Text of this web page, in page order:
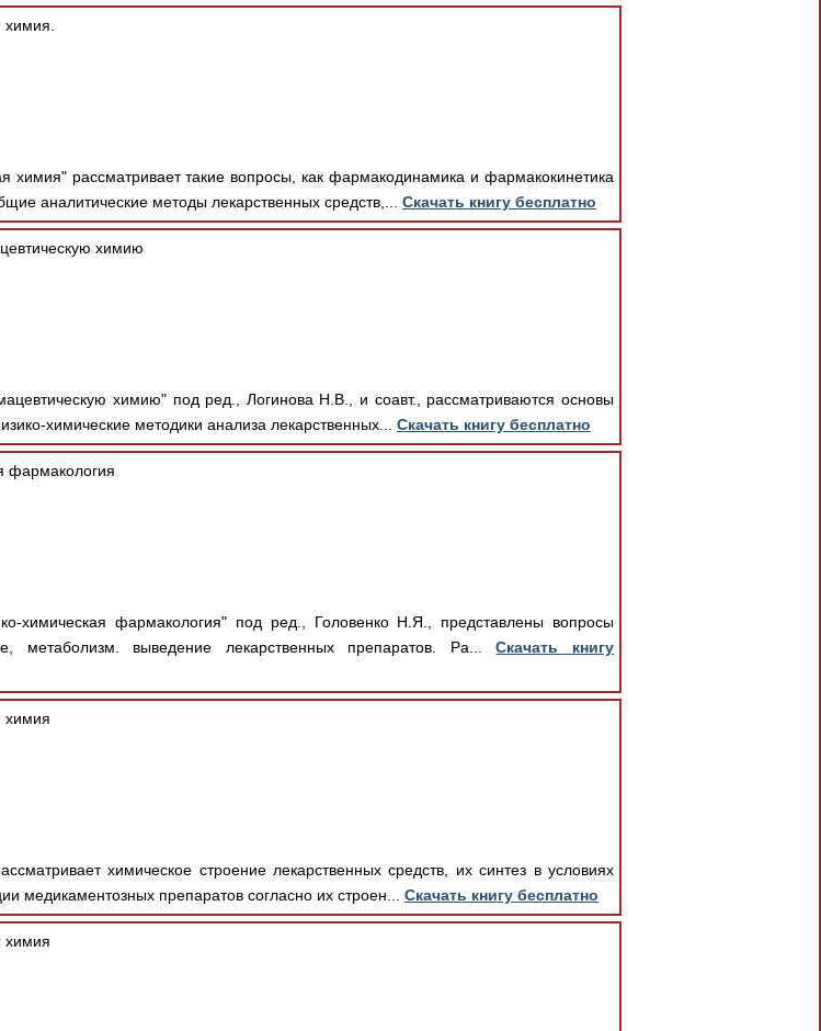
химия" рассматривает такие вопросы, как фармакодинамика и фармакокинетика
аналитические методы лекарственных средств,... Скачать книгу бесплатно
химию
химию" под ред., Логинова Н.В., и соавт., рассматриваются основы
химические методики анализа лекарственных... Скачать книгу бесплатно
фармакология
химическая фармакология" под ред., Головенко Н.Я., представлены вопросы
метаболизм. выведение лекарственных препаратов. Ра...Скачать книгу
химия
химическое строение лекарственных средств, их синтез в условиях
медикаментозных препаратов согласно их строен... Скачать книгу бесплатно
химия